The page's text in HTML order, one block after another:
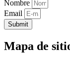
Nombre
Email
Submit
Mapa de